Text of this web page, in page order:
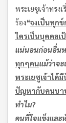
พระเยซูเจ้าทรง
ร้อง“จงเป็นทุกข์
ใครเป็นบุคคลเ
แน่นอนก่อนอื่น
ทุกๆคนแม้ว่าจ
พระเยซูเจ้าไ
ปัญหากับคนบา
ทำไม?
คนที่ใจแข็งและ